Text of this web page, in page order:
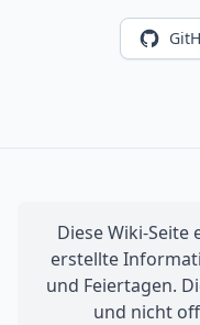
Diese Wiki-
erstellte
und Feiertagen.
und nicht